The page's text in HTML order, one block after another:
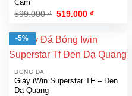
Cam
599.000₫ Giá
599.000 ₫.
519.000₫Giá
là:
519.000 ₫.
-5%
BÓNG ĐÁ
Giày iWin Superstar TF – Đen
Dạ Quang